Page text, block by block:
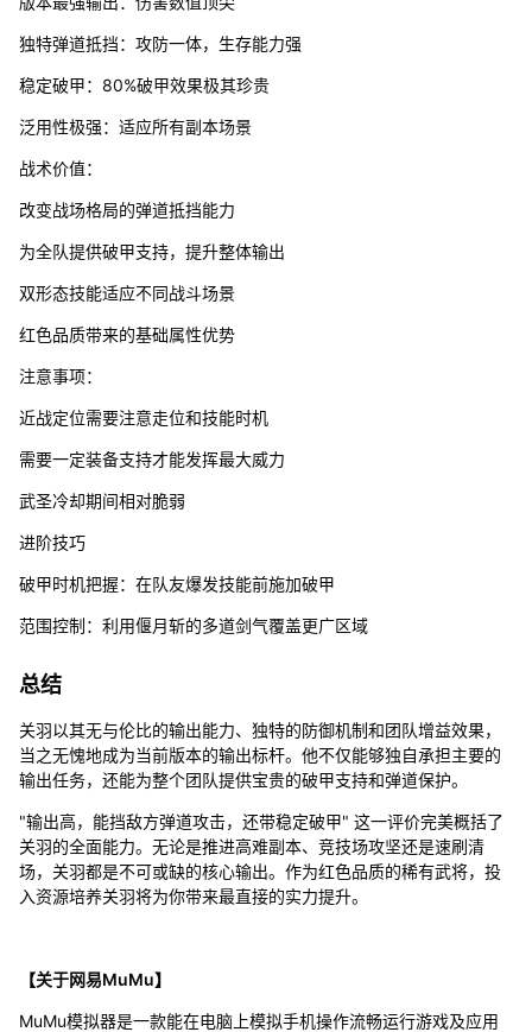
独特弹道抵挡：攻防一体，生存能力强
稳定破甲：80%破甲效果极其珍贵
泛用性极强：适应所有副本场景
战术价值：
改变战场格局的弹道抵挡能力
为全队提供破甲支持，提升整体输出
双形态技能适应不同战斗场景
红色品质带来的基础属性优势
注意事项：
近战定位需要注意走位和技能时机
需要一定装备支持才能发挥最大威力
武圣冷却期间相对脆弱
进阶技巧
破甲时机把握：在队友爆发技能前施加破甲
范围控制：利用偃月斩的多道剑气覆盖更广区域
总结
关羽以其无与伦比的输出能力、独特的防御机制和团队增益效果，
当之无愧地成为当前版本的输出标杆。他不仅能够独自承担主要的
输出任务，还能为整个团队提供宝贵的破甲支持和弹道保护。
"输出高，能挡敌方弹道攻击，还带稳定破甲" 这一评价完美概括了
关羽的全面能力。无论是推进高难副本、竞技场攻坚还是速刷清
场，关羽都是不可或缺的核心输出。作为红色品质的稀有武将，投
入资源培养关羽将为你带来最直接的实力提升。
【关于网易MuMu】
MuMu模拟器是一款能在电脑上模拟手机操作流畅运行游戏及应用